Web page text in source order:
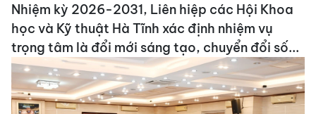
Nhiệm kỳ 2026-2031, Liên hiệp các Hội Khoa
học và Kỹ thuật Hà Tĩnh xác định nhiệm vụ
trọng tâm là đổi mới sáng tạo, chuyển đổi số...